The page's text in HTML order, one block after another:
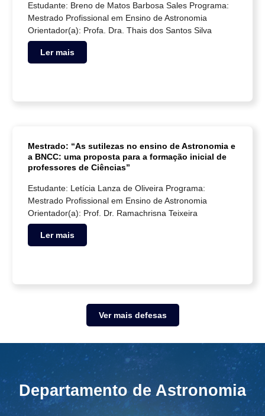
Estudante: Breno de Matos Barbosa Sales Programa:
Mestrado Profissional em Ensino de Astronomia
Orientador(a): Profa. Dra. Thais dos Santos Silva
Ler mais
Mestrado: “As sutilezas no ensino de Astronomia e
a BNCC: uma proposta para a formação inicial de
professores de Ciências”
Estudante: Letícia Lanza de Oliveira Programa:
Mestrado Profissional em Ensino de Astronomia
Orientador(a): Prof. Dr. Ramachrisna Teixeira
Ler mais
Ver mais defesas
Departamento de Astronomia